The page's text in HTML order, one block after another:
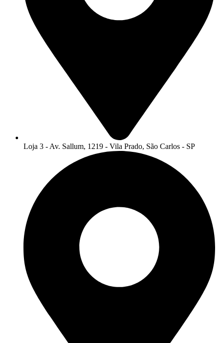
Loja 3 - Av. Sallum, 1219 - Vila Prado, São Carlos - SP